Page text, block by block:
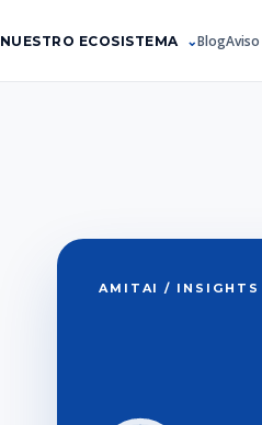
NUESTRO ECOSISTEMA Blog
AMITAI / INSIGHTS